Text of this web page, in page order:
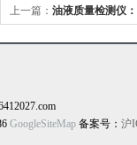
上一篇： 油液质量检测仪
GoogleSiteMap 备案号： 沪